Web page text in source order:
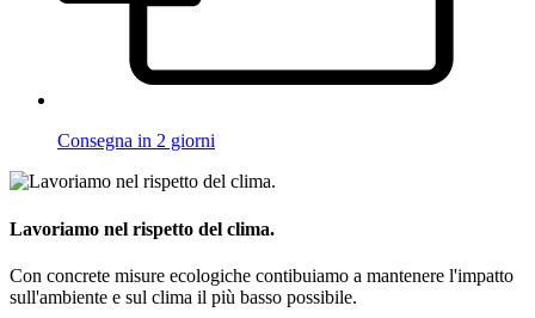
Consegna in 2 giorni
Lavoriamo nel rispetto del clima.
Con concrete misure ecologiche contibuiamo a mantenere l'impatto
sull'ambiente e sul clima il più basso possibile.